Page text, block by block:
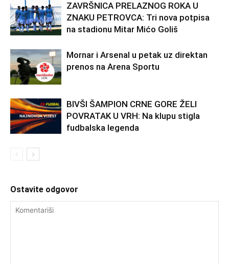
ZAVRŠNICA PRELAZNOG ROKA U
ZNAKU PETROVCA: Tri nova potpisa
na stadionu Mitar Mićo Goliš
Mornar i Arsenal u petak uz direktan
prenos na Arena Sportu
BIVŠI ŠAMPION CRNE GORE ŽELI
POVRATAK U VRH: Na klupu stigla
fudbalska legenda
Ostavite odgovor